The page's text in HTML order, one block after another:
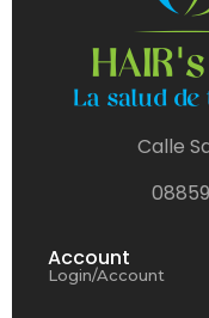
Calle
Account
Login/Account